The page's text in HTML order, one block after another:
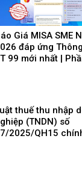
Giá MISA SME
đáp ứng
99 mới nhất |
thuế thu nhập
(TNDN) số
2025/QH15